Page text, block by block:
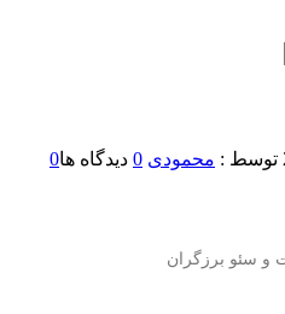
توسط : محمودی 0 دیدگاه ها0